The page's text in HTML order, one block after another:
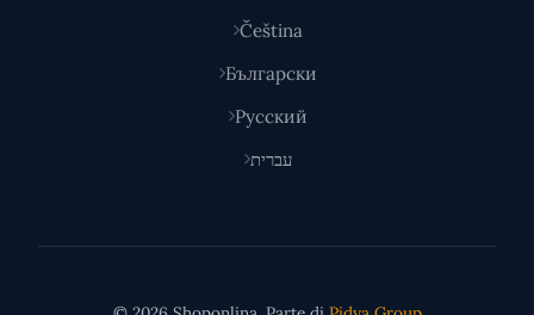
Čeština
Български
Русский
עברית